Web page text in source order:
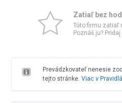
Zatiaľ bez
Túto firmu zatiaľ
Poznáš ju?
Prevádzkovateľ nenesie
tejto stránke. Viac v